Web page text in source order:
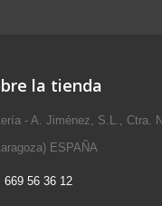
la tienda
- A. Jiménez, S.L., Ctra.
ESPAÑA
669 56 36 12